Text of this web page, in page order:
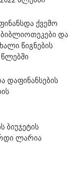
ქვემო
და
წიგნების
წლებში
დაფინანსების
ბიუჯეტის
ლარია